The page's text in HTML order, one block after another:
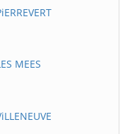
MEES